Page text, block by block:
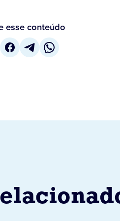
esse conteúdo